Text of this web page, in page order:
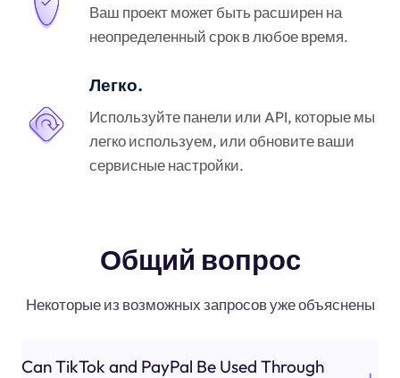
Ваш проект может быть расширен на
неопределенный срок в любое время.
Легко.
Используйте панели или API, которые мы
легко используем, или обновите ваши
сервисные настройки.
Общий вопрос
Некоторые из возможных запросов уже объяснены
Can TikTok and PayPal Be Used Through